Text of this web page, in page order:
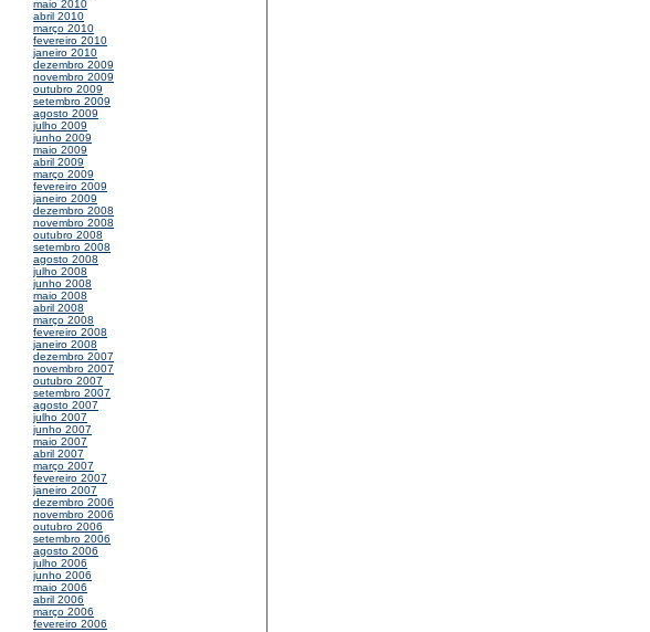
maio 2010
abril 2010
março 2010
fevereiro 2010
janeiro 2010
dezembro 2009
novembro 2009
outubro 2009
setembro 2009
agosto 2009
julho 2009
junho 2009
maio 2009
abril 2009
março 2009
fevereiro 2009
janeiro 2009
dezembro 2008
novembro 2008
outubro 2008
setembro 2008
agosto 2008
julho 2008
junho 2008
maio 2008
abril 2008
março 2008
fevereiro 2008
janeiro 2008
dezembro 2007
novembro 2007
outubro 2007
setembro 2007
agosto 2007
julho 2007
junho 2007
maio 2007
abril 2007
março 2007
fevereiro 2007
janeiro 2007
dezembro 2006
novembro 2006
outubro 2006
setembro 2006
agosto 2006
julho 2006
junho 2006
maio 2006
abril 2006
março 2006
fevereiro 2006